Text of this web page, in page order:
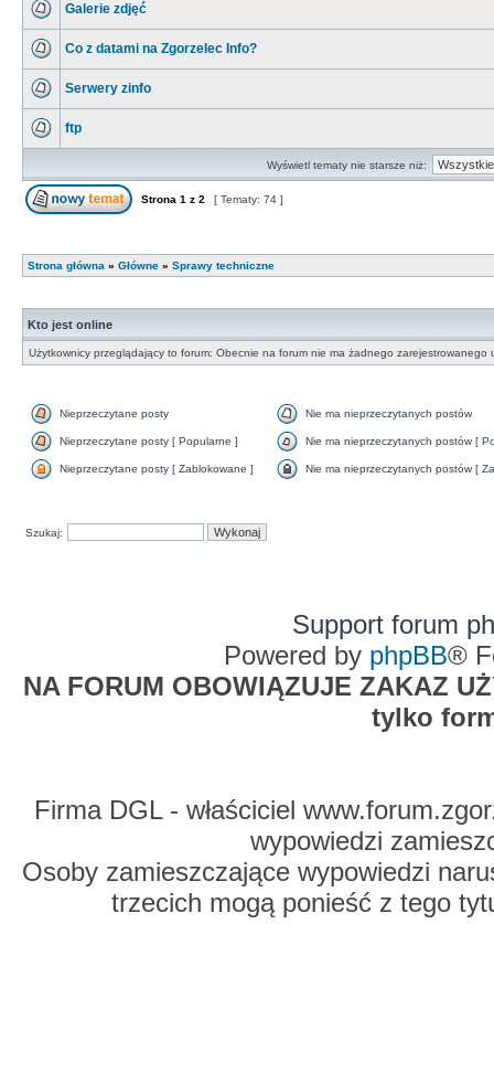
Galerie zdjęć
Co z datami na Zgorzelec Info?
Serwery zinfo
ftp
Wyświetl tematy nie starsze niż:
Strona 1 z 2 [ Tematy: 74 ]
Strona główna » Główne » Sprawy techniczne
Kto jest online
Użytkownicy przeglądający to forum: Obecnie na forum nie ma żadnego zarejestrowanego
Nieprzeczytane posty Nie ma nieprzeczytanych postów
Nieprzeczytane posty [ Popularne ] Nie ma nieprzeczytanych postów [
Nieprzeczytane posty [ Zablokowane ] Nie ma nieprzeczytanych postów [
Szukaj:
Support forum
Powered by phpBB®
NA FORUM OBOWIĄZUJE ZAKAZ
tylko
Firma DGL - właściciel
wypowiedzi
Osoby zamieszczające wypowiedzi
trzecich mogą ponieść z tego